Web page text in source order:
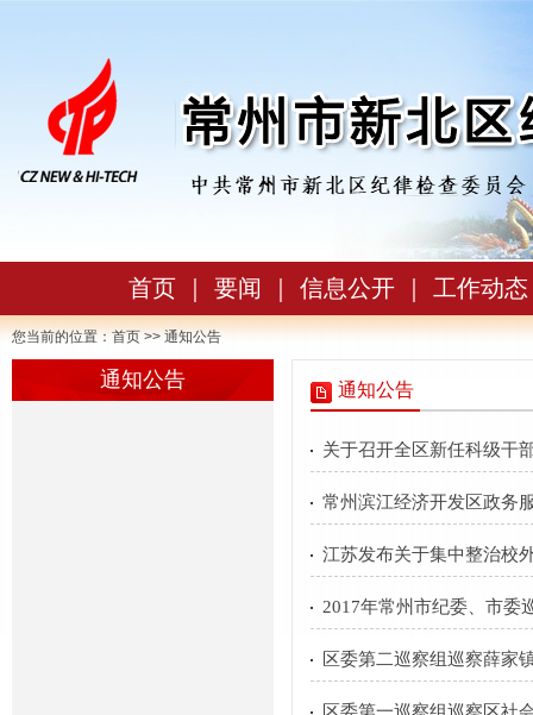
首页 要闻 信息公开 工作动态
您当前的位置： 首页 >> 通知公告
通知公告 通知公告
关于召开全区新任科级干
常州滨江经济开发区政务
江苏发布关于集中整治校
2017年常州市纪委、市委
区委第二巡察组巡察薛家